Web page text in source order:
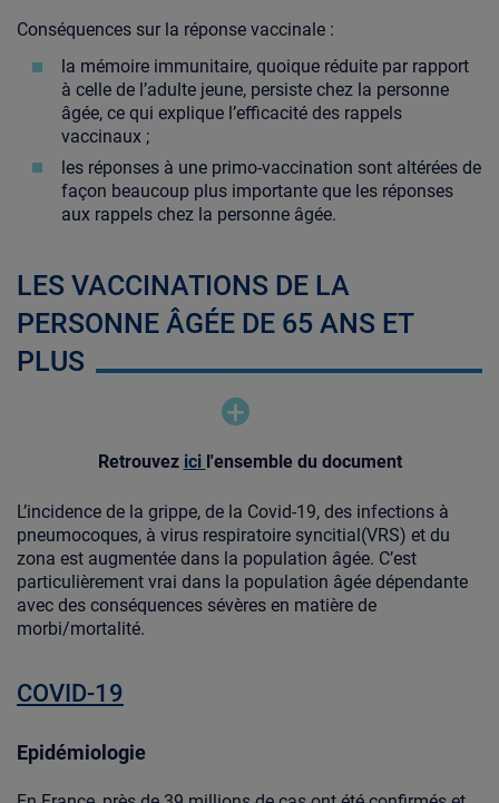
Conséquences sur la réponse vaccinale :
la mémoire immunitaire, quoique réduite par rapport
à celle de l’adulte jeune, persiste chez la personne
âgée, ce qui explique l’efficacité des rappels
vaccinaux ;
les réponses à une primo-vaccination sont altérées de
façon beaucoup plus importante que les réponses
aux rappels chez la personne âgée.
LES VACCINATIONS DE LA
PERSONNE ÂGÉE DE 65 ANS ET
PLUS
Retrouvez ici l'ensemble du document
L’incidence de la grippe, de la Covid-19, des infections à
pneumocoques, à virus respiratoire syncitial(VRS) et du
zona est augmentée dans la population âgée. C’est
particulièrement vrai dans la population âgée dépendante
avec des conséquences sévères en matière de
morbi/mortalité.
COVID-19
Epidémiologie